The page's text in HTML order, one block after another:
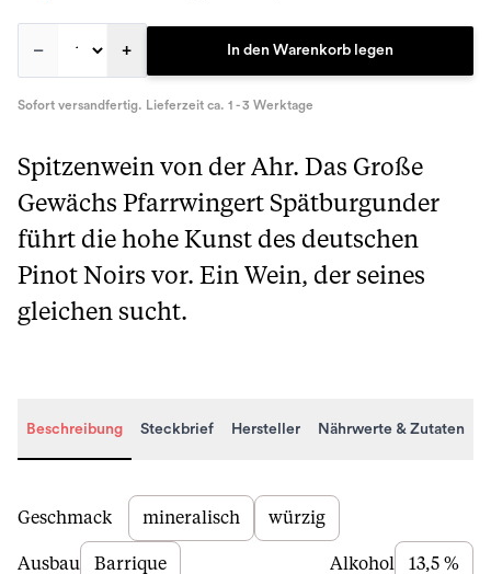
– + In den Warenkorb legen
Sofort versandfertig. Lieferzeit ca. 1 - 3 Werktage
Spitzenwein von der Ahr. Das Große
Gewächs Pfarrwingert Spätburgunder
führt die hohe Kunst des deutschen
Pinot Noirs vor. Ein Wein, der seines
gleichen sucht.
Beschreibung Steckbrief Hersteller Nährwerte & Zutaten
Beschreibung
Geschmack mineralisch würzig
Ausbau Barrique Alkohol 13,5 %